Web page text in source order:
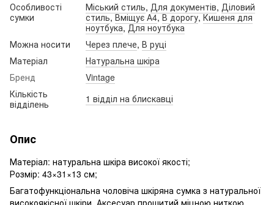
Особливості
сумки
Міський стиль, Для документів, Діловий
стиль,Вміщує А4,В дорогу,Кишеня для
ноутбука,Для ноутбука
Можна носити
Через плече, В руці
Матеріал
Натуральна шкіра
Бренд
Vintage
Кількість
відділень
1 відділ на блискавці
Опис
Матеріал: натуральна шкіра високої якості;
Розмір: 43×31‎×13 см;
Багатофункціональна чоловіча шкіряна сумка з натуральної
високоякісної шкіри. Аксесуар прошитий міцною ниткою.